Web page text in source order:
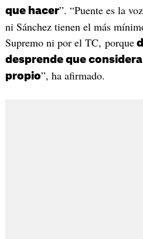
que hacer”. “Puente es la
ni Sánchez tienen el más
Supremo ni por el TC, porque
desprende que
propio”, ha afirmado.